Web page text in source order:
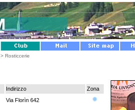
> Rosticcerie
Indirizzo
Zona
Via Florìn 642